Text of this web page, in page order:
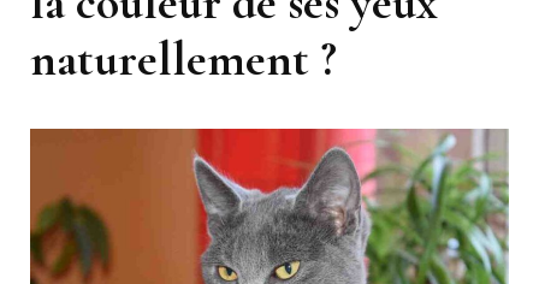
naturellement ?